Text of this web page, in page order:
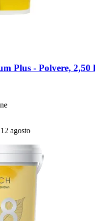
Plus -​ Polvere, 2,50
agosto